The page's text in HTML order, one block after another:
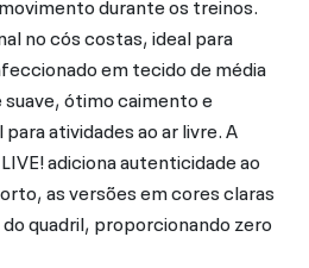
no cós costas, ideal para
em tecido de média
ótimo caimento e
atividades ao ar livre. A
adiciona autenticidade ao
as versões em cores claras
quadril, proporcionando zero